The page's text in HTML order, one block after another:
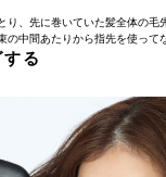
り、先に巻いていた髪全体の毛
の中間あたりから指先を使って
る